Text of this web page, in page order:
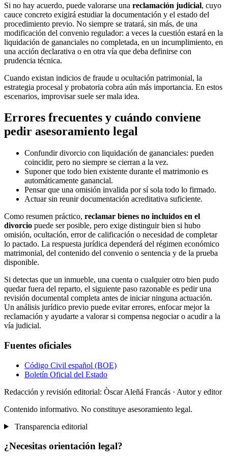
Si no hay acuerdo, puede valorarse una reclamación judicial, cuyo
cauce concreto exigirá estudiar la documentación y el estado del
procedimiento previo. No siempre se tratará, sin más, de una
modificación del convenio regulador: a veces la cuestión estará en la
liquidación de gananciales no completada, en un incumplimiento, en
una acción declarativa o en otra vía que deba definirse con
prudencia técnica.
Cuando existan indicios de fraude u ocultación patrimonial, la
estrategia procesal y probatoria cobra aún más importancia. En estos
escenarios, improvisar suele ser mala idea.
Errores frecuentes y cuándo conviene
pedir asesoramiento legal
Confundir divorcio con liquidación de gananciales: pueden
coincidir, pero no siempre se cierran a la vez.
Suponer que todo bien existente durante el matrimonio es
automáticamente ganancial.
Pensar que una omisión invalida por sí sola todo lo firmado.
Actuar sin reunir documentación acreditativa suficiente.
Como resumen práctico, reclamar bienes no incluidos en el
divorcio puede ser posible, pero exige distinguir bien si hubo
omisión, ocultación, error de calificación o necesidad de completar
lo pactado. La respuesta jurídica dependerá del régimen económico
matrimonial, del contenido del convenio o sentencia y de la prueba
disponible.
Si detectas que un inmueble, una cuenta o cualquier otro bien pudo
quedar fuera del reparto, el siguiente paso razonable es pedir una
revisión documental completa antes de iniciar ninguna actuación.
Un análisis jurídico previo puede evitar errores, enfocar mejor la
reclamación y ayudarte a valorar si compensa negociar o acudir a la
vía judicial.
Fuentes oficiales
Código Civil español (BOE)
Boletín Oficial del Estado
Redacción y revisión editorial: Òscar Aleñá Francás · Autor y editor
Contenido informativo. No constituye asesoramiento legal.
Transparencia editorial
¿Necesitas orientación legal?